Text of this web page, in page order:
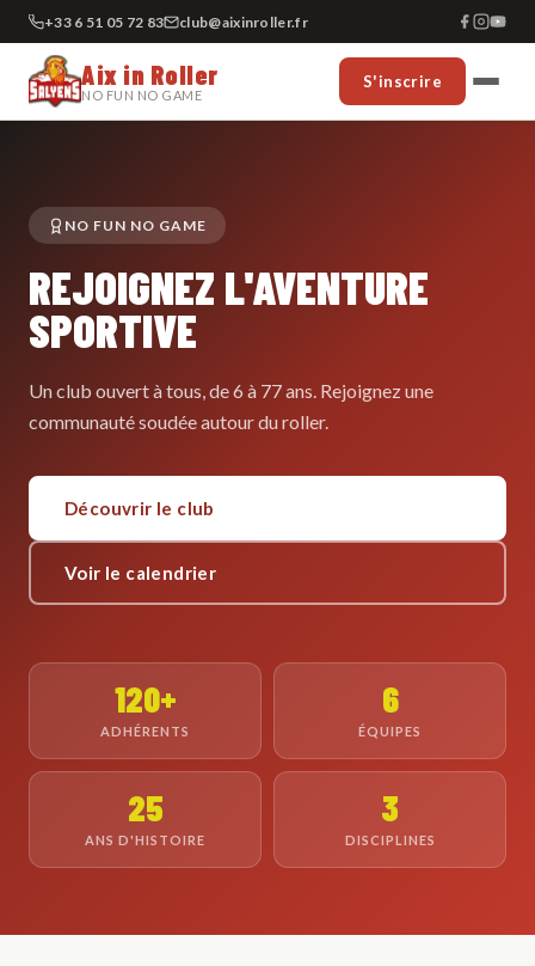
+33 6 51 05 72 83 club@aixinroller.fr
Aix in Roller
NO FUN NO GAME
S'inscrire
NO FUN NO GAME
REJOIGNEZ L'AVENTURE
SPORTIVE
Un club ouvert à tous, de 6 à 77 ans. Rejoignez une
communauté soudée autour du roller.
Découvrir le club
Voir le calendrier
120+
ADHÉRENTS
6
ÉQUIPES
25
ANS D'HISTOIRE
3
DISCIPLINES